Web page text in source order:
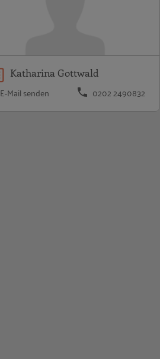
Katharina Gottwald
E-Mail senden 0202 2490832